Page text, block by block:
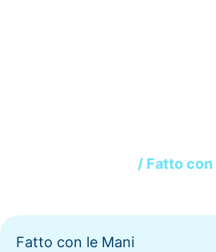
/ Fatto con
Fatto con le Mani